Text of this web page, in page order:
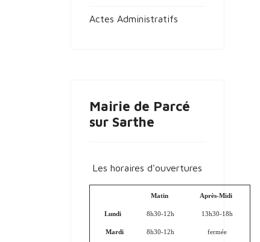
Actes Administratifs
Mairie de Parcé
sur Sarthe
Les horaires d'ouvertures
Matin Après-Midi
Lundi 8h30-12h 13h30-18h
Mardi 8h30-12h fermée